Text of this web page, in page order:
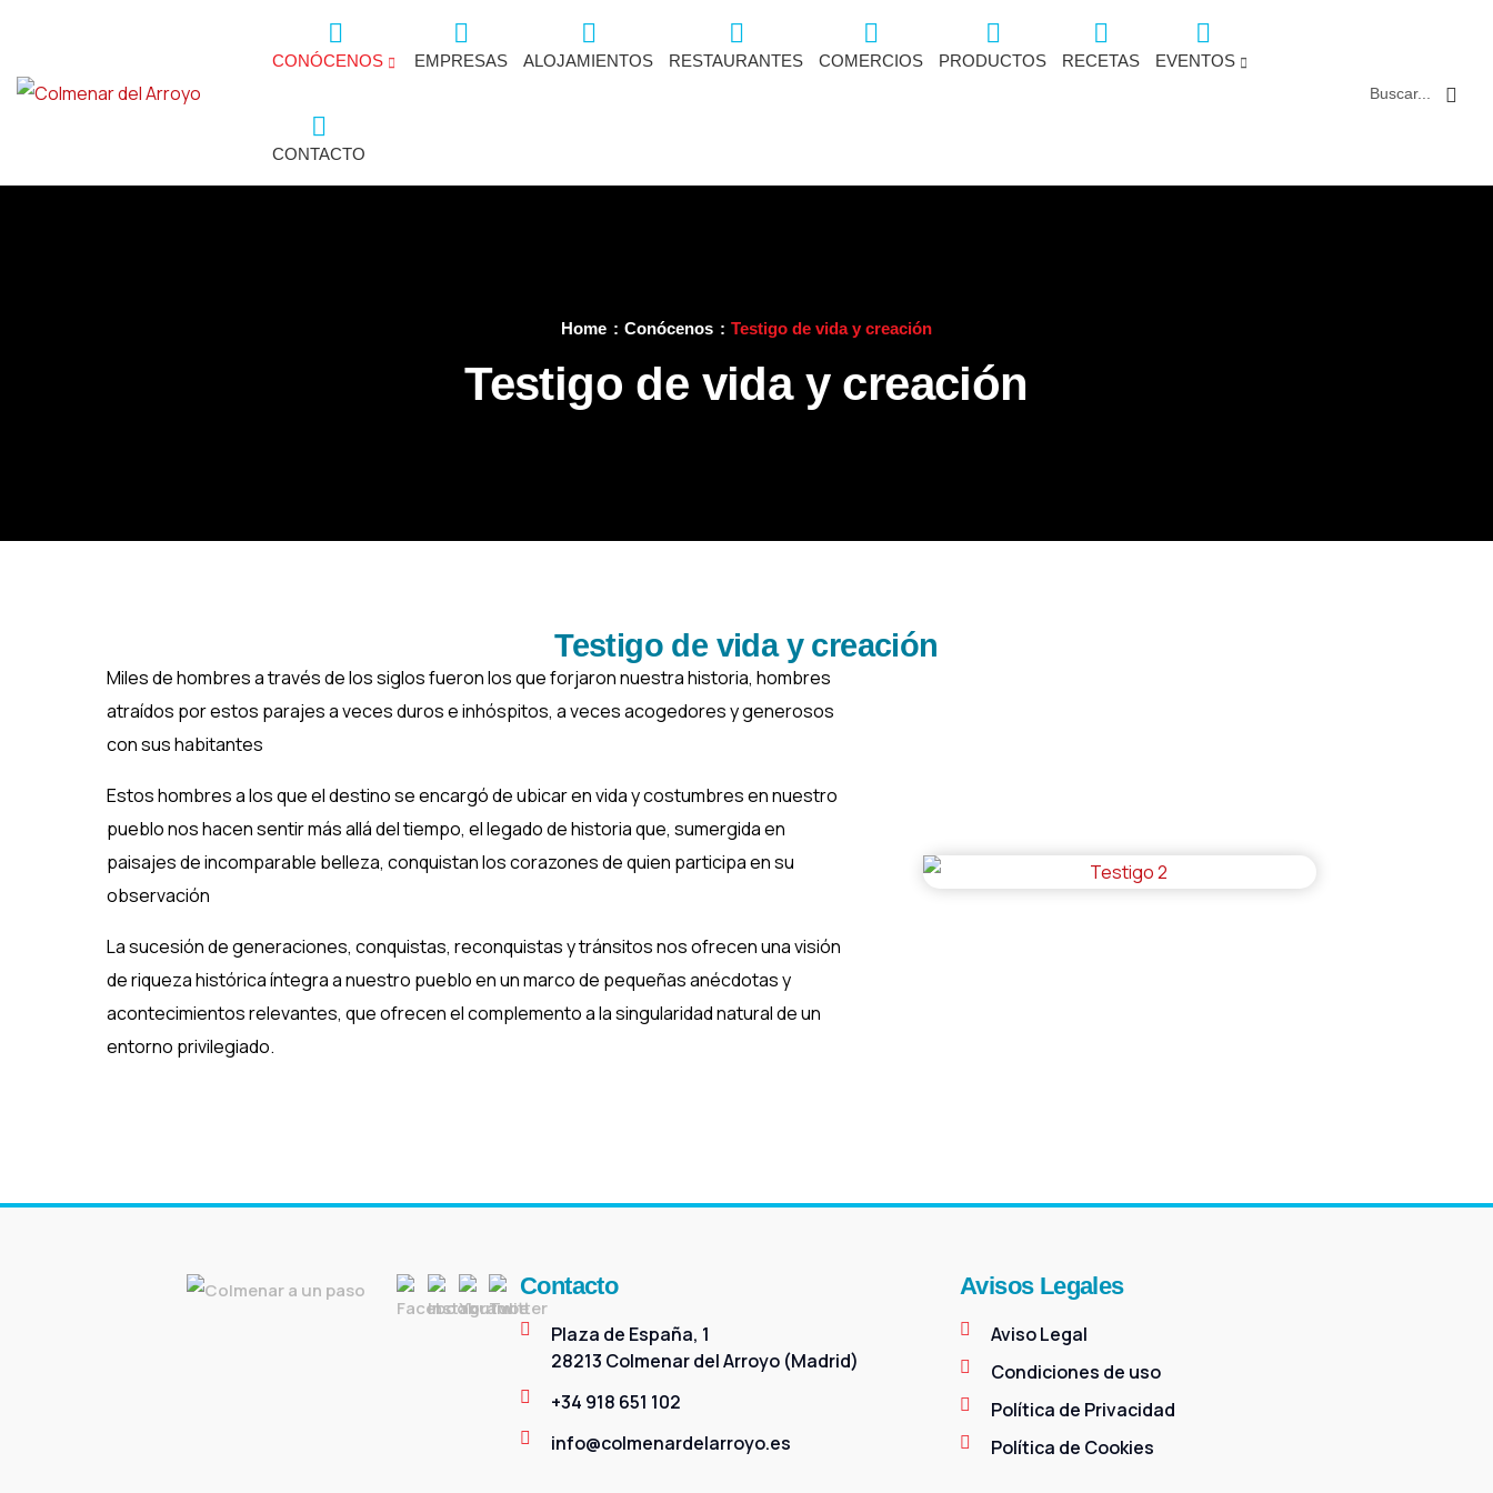
CONÓCENOS EMPRESAS ALOJAMIENTOS RESTAURANTES COMERCIOS PRODUCTOS RECETAS EVENTOS
CONTACTO
Buscar...
Home Conócenos Testigo de vida y creación
Testigo de vida y creación
Testigo de vida y creación
Miles de hombres a través de los siglos fueron los que forjaron nuestra historia, hombres
atraídos por estos parajes a veces duros e inhóspitos, a veces acogedores y generosos
con sus habitantes
Estos hombres a los que el destino se encargó de ubicar en vida y costumbres en nuestro
pueblo nos hacen sentir más allá del tiempo, el legado de historia que, sumergida en
paisajes de incomparable belleza, conquistan los corazones de quien participa en su
observación
La sucesión de generaciones, conquistas, reconquistas y tránsitos nos ofrecen una visión
de riqueza histórica íntegra a nuestro pueblo en un marco de pequeñas anécdotas y
acontecimientos relevantes, que ofrecen el complemento a la singularidad natural de un
entorno privilegiado.
Contacto
Plaza de España, 1
28213 Colmenar del Arroyo (Madrid)
+34 918 651 102
info@colmenardelarroyo.es
Avisos Legales
Aviso Legal
Condiciones de uso
Política de Privacidad
Política de Cookies